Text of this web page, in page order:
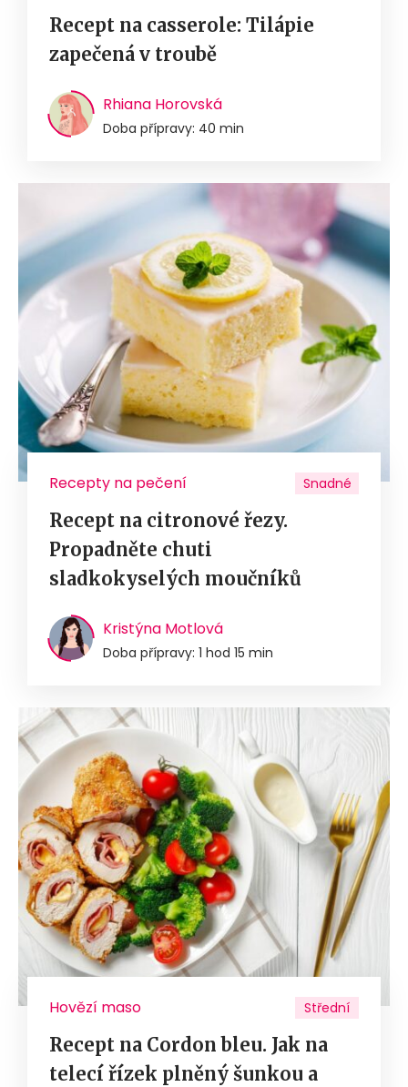
Recept na casserole: Tilápie
zapečená v troubě
Rhiana Horovská
Doba přípravy: 40 min
Recepty na pečení Snadné
Recept na citronové řezy.
Propadněte chuti
sladkokyselých moučníků
Kristýna Motlová
Doba přípravy: 1 hod 15 min
Hovězí maso Střední
Recept na Cordon bleu. Jak na
telecí řízek plněný šunkou a